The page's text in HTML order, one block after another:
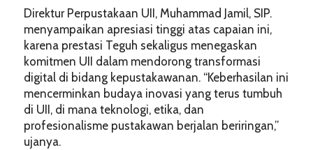
Direktur Perpustakaan UII, Muhammad Jamil, SIP.
menyampaikan apresiasi tinggi atas capaian ini,
karena prestasi Teguh sekaligus menegaskan
komitmen UII dalam mendorong transformasi
digital di bidang kepustakawanan. “Keberhasilan ini
mencerminkan budaya inovasi yang terus tumbuh
di UII, di mana teknologi, etika, dan
profesionalisme pustakawan berjalan beriringan,”
ujanya.